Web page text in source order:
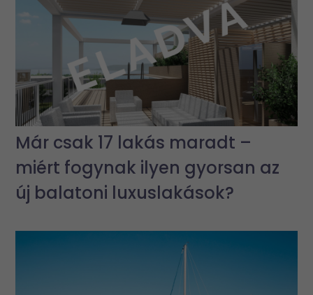
Már csak 17 lakás maradt –
miért fogynak ilyen gyorsan az
új balatoni luxuslakások?